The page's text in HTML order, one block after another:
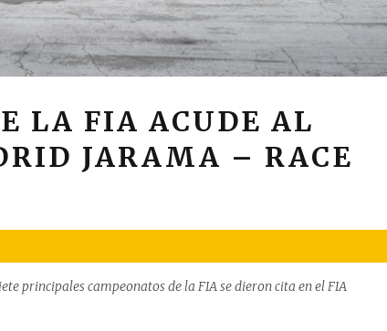
LA FIA ACUDE AL
JARAMA – RACE
principales campeonatos de la FIA se dieron cita en el FIA